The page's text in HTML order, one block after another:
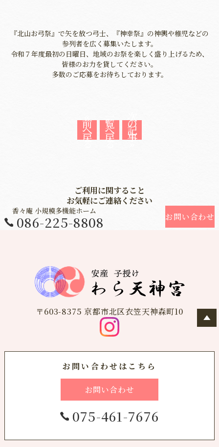
『北山お弓祭』で矢を放つ弓士、『神幸祭』の神輿や稚児などの
参列者を広く募集いたします。
令和７年度最初の日曜日、地域のお祭を楽しく盛り上げるため、
皆様のお力を貸してください。
多数のご応募をお待ちしております。
«
前
へ
戻
る
一
覧
へ
戻
る
次
の
記
事
»
ご利用に関すること
お気軽にご連絡ください
香々庵 小規模多機能ホーム
086-225-8808 お問い合わせ
〒603-8375 京都市北区衣笠天神森町10
お問い合わせはこちら
お問い合わせ
075-461-7676